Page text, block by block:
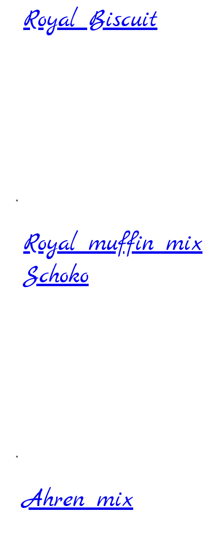
Royal Biscuit
Royal muffin mix
Schoko
Ahren mix